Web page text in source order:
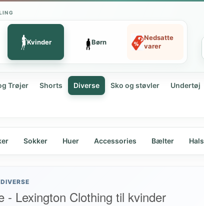
Kvinder Børn
Nedsatte
varer
Trøjer Shorts Diverse Sko og støvler Undertøj
Sokker Huer Accessories Bælter
- Lexington Clothing til kvinder